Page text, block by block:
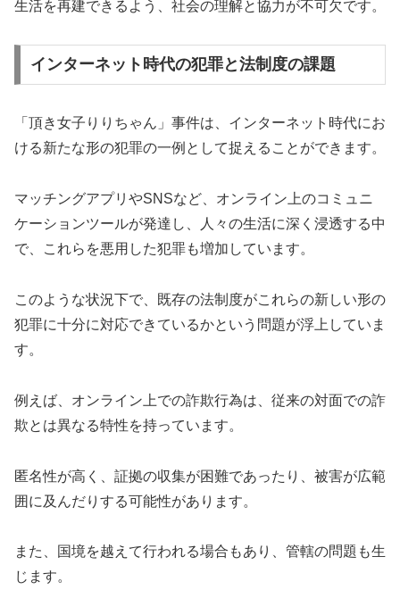
生活を再建できるよう、社会の理解と協力が不可欠です。
インターネット時代の犯罪と法制度の課題
「頂き女子りりちゃん」事件は、インターネット時代にお
ける新たな形の犯罪の一例として捉えることができます。
マッチングアプリやSNSなど、オンライン上のコミュニ
ケーションツールが発達し、人々の生活に深く浸透する中
で、これらを悪用した犯罪も増加しています。
このような状況下で、既存の法制度がこれらの新しい形の
犯罪に十分に対応できているかという問題が浮上していま
す。
例えば、オンライン上での詐欺行為は、従来の対面での詐
欺とは異なる特性を持っています。
匿名性が高く、証拠の収集が困難であったり、被害が広範
囲に及んだりする可能性があります。
また、国境を越えて行われる場合もあり、管轄の問題も生
じます。